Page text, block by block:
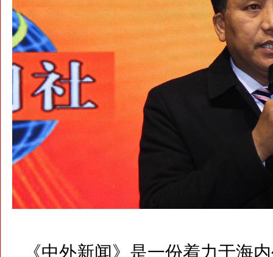
《中外新闻》是一份着力于海